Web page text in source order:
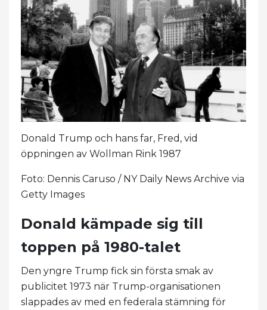
Donald Trump och hans far, Fred, vid
öppningen av Wollman Rink 1987
Foto: Dennis Caruso / NY Daily News Archive via
Getty Images
Donald kämpade sig till
toppen på 1980-talet
Den yngre Trump fick sin första smak av
publicitet 1973 när Trump-organisationen
slappades av med en federala stämning för